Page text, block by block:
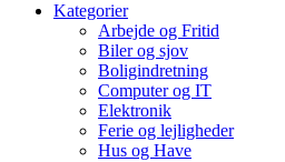
Kategorier
Arbejde og Fritid
Biler og sjov
Boligindretning
Computer og IT
Elektronik
Ferie og lejligheder
Hus og Have